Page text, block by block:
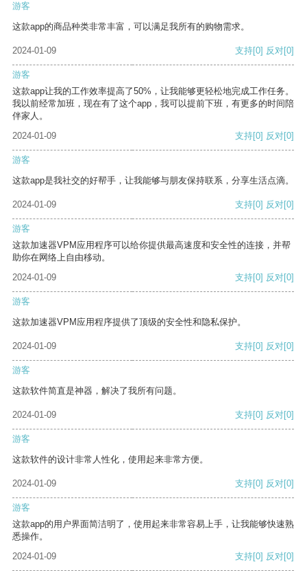
游客
这款app的商品种类非常丰富，可以满足我所有的购物需求。
2024-01-09 支持[0] 反对[0]
游客
这款app让我的工作效率提高了50%，让我能够更轻松地完成工作任务。
我以前经常加班，现在有了这个app，我可以提前下班，有更多的时间陪
伴家人。
2024-01-09
支持[0] 反对[0]
游客
这款app是我社交的好帮手，让我能够与朋友保持联系，分享生活点滴。
2024-01-09 支持[0] 反对[0]
游客
这款加速器VPM应用程序可以给你提供最高速度和安全性的连接，并帮
助你在网络上自由移动。
2024-01-09
支持[0] 反对[0]
游客
这款加速器VPM应用程序提供了顶级的安全性和隐私保护。
2024-01-09 支持[0] 反对[0]
游客
这款软件简直是神器，解决了我所有问题。
2024-01-09 支持[0] 反对[0]
游客
这款软件的设计非常人性化，使用起来非常方便。
2024-01-09 支持[0] 反对[0]
游客
这款app的用户界面简洁明了，使用起来非常容易上手，让我能够快速熟
悉操作。
2024-01-09
支持[0] 反对[0]